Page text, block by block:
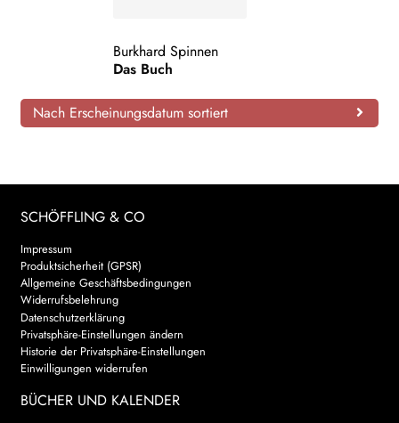
NEWSLETTER
WEITERE VERLAGE
Search:
Burkhard Spinnen
Das Buch
Nach Erscheinungsdatum sortiert
SCHÖFFLING & CO
Impressum
Produktsicherheit (GPSR)
Allgemeine Geschäftsbedingungen
Widerrufsbelehrung
Datenschutzerklärung
Privatsphäre-Einstellungen ändern
Historie der Privatsphäre-Einstellungen
Einwilligungen widerrufen
BÜCHER UND KALENDER